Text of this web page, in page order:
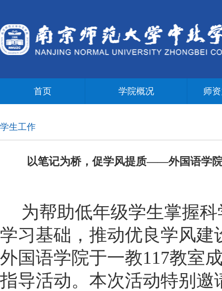
首页 学院概况 师
学生工作
以笔记为桥，促学风提质——外国语学
为帮助低年级学生掌握
学习基础，推动优良学风建
外国语学院于一教117教室
指导活动。本次活动特别